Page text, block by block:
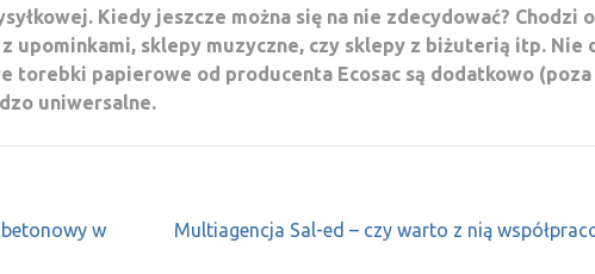
Kiedy jeszcze można się na nie zdecydować? Chodzi o
upominkami, sklepy muzyczne, czy sklepy z biżuterią itp. Nie
torebki papierowe od producenta Ecosac są dodatkowo (poza
uniwersalne.
w
Multiagencja Sal-ed – czy warto z nią